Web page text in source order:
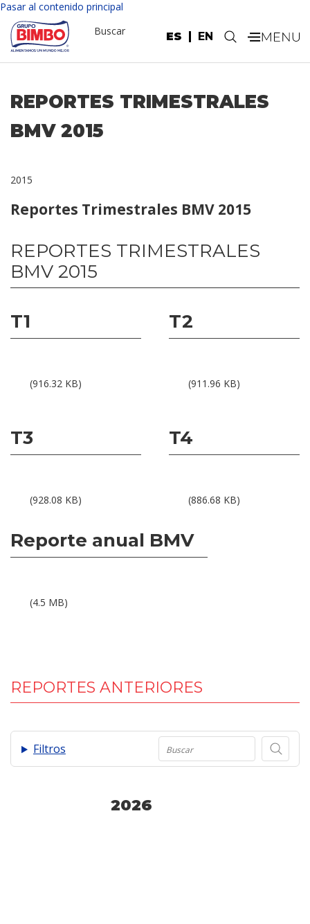
Pasar al contenido principal
ES EN
Buscar .
REPORTES TRIMESTRALES
BMV 2015
2015
Reportes Trimestrales BMV 2015
REPORTES TRIMESTRALES
BMV 2015
T1
(916.32 KB)
T2
(911.96 KB)
T3
(928.08 KB)
T4
(886.68 KB)
Reporte anual BMV
(4.5 MB)
REPORTES ANTERIORES
Filtros
2026